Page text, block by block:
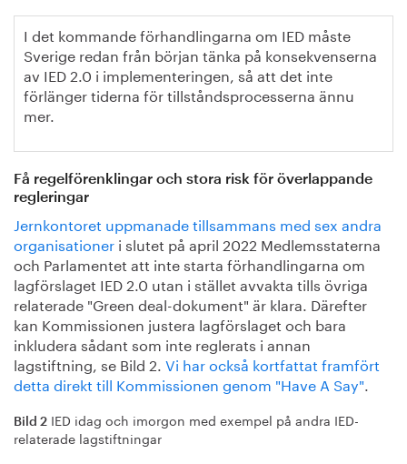
I det kommande förhandlingarna om IED måste
Sverige redan från början tänka på konsekvenserna
av IED 2.0 i implementeringen, så att det inte
förlänger tiderna för tillståndsprocesserna ännu
mer.
Få regelförenklingar och stora risk för överlappande
regleringar
Jernkontoret uppmanade tillsammans med sex andra
organisationer i slutet på april 2022 Medlemsstaterna
och Parlamentet att inte starta förhandlingarna om
lagförslaget IED 2.0 utan i stället avvakta tills övriga
relaterade "Green deal-dokument" är klara. Därefter
kan Kommissionen justera lagförslaget och bara
inkludera sådant som inte reglerats i annan
lagstiftning, se Bild 2. Vi har också kortfattat framfört
detta direkt till Kommissionen genom "Have A Say".
Bild 2 IED idag och imorgon med exempel på andra IED-
relaterade lagstiftningar